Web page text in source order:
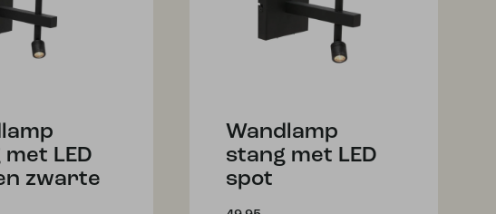
LED
zwarte
Wandlamp
stang met LED
spot